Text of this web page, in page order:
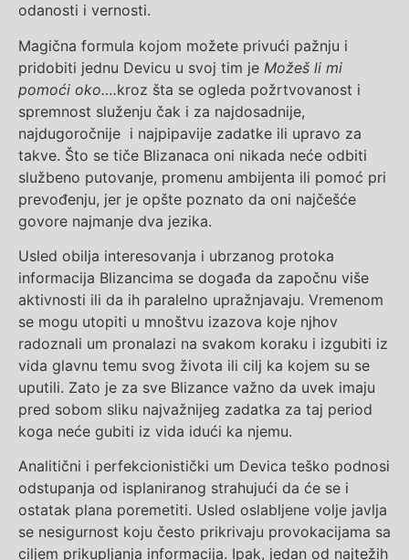
odanosti i vernosti.
Magična formula kojom možete privući pažnju i
pridobiti jednu Devicu u svoj tim je Možeš li mi
pomoći oko….kroz šta se ogleda požrtvovanost i
spremnost služenju čak i za najdosadnije,
najdugoročnije i najpipavije zadatke ili upravo za
takve. Što se tiče Blizanaca oni nikada neće odbiti
službeno putovanje, promenu ambijenta ili pomoć pri
prevođenju, jer je opšte poznato da oni najčešće
govore najmanje dva jezika.
Usled obilja interesovanja i ubrzanog protoka
informacija Blizancima se događa da započnu više
aktivnosti ili da ih paralelno upražnjavaju. Vremenom
se mogu utopiti u mnoštvu izazova koje njhov
radoznali um pronalazi na svakom koraku i izgubiti iz
vida glavnu temu svog života ili cilj ka kojem su se
uputili. Zato je za sve Blizance važno da uvek imaju
pred sobom sliku najvažnijeg zadatka za taj period
koga neće gubiti iz vida idući ka njemu.
Analitični i perfekcionistički um Devica teško podnosi
odstupanja od isplaniranog strahujući da će se i
ostatak plana poremetiti. Usled oslabljene volje javlja
se nesigurnost koju često prikrivaju provokacijama sa
ciljem prikupljanja informacija. Ipak, jedan od najtežih